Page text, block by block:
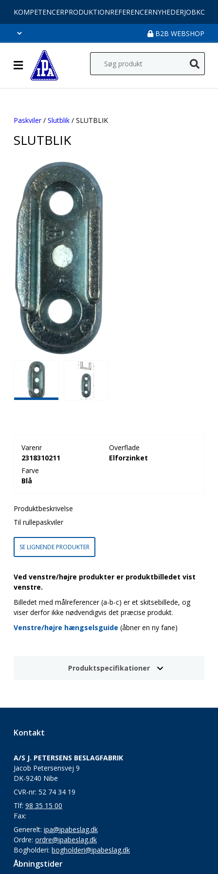
KOMPETENCERPRODUKTIONREFERENCERNYHEDERJOB
B2B WEBSHOP
Paskviler/ Slutblik / SLUTBLIK
SLUTBLIK
Varenr
2318310211
Overflade
Elforzinket
Farve
Blå
Produktbeskrivelse
Til rullepaskviler
SE LIGNENDE PRODUKTER
Ved venstre/højre produkter er produktbilledet vist
venstre.
Billedet med målreferencer (a-b-c) er et skitsebillede, og
viser derfor ikke nødvendigvis det præcise produkt.
Venstre/højre hængselsguide (åbner en ny fane)
Produktspecifikationer
Kontakt
A/S J. PETERSENS BESLAGFABRIK
Jacob Petersensvej 9
DK-9240 Nibe
CVR-nr: 52 74 34 19
Tlf: 98 35 15 00
Fax:
Generelt: ipa@ipabeslag.dk
Ordre: ordre@ipabeslag.dk
Bogholderi: bogholderi@ipabeslag.dk
Åbningstider